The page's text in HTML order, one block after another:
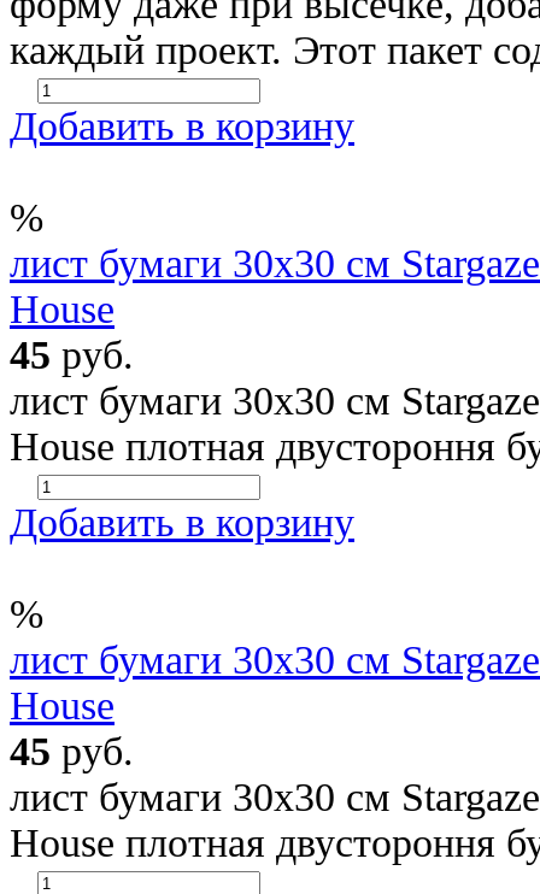
каждый проект. Этот пакет
Добавить в корзину
%
лист бумаги 30х30 см
House
45 руб.
лист бумаги 30х30 см
House плотная двустороння
Добавить в корзину
%
лист бумаги 30х30 см
House
45 руб.
лист бумаги 30х30 см
House плотная двустороння